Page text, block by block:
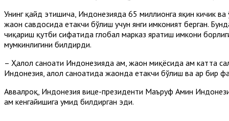
Унинг қайд этишича, Индонезияда 65 миллионга яқин кичик ва
жаҳон савдосида етакчи бўлиш учун янги имконият берган.
чиқариш қутби сифатида глобал марказ яратиш имкони
мумкинлигини билдирди.
– Ҳалол саноати Индонезияда ҳам, жаҳон миқёсида ҳам катта
Индонезия, ҳалол саноатида жаҳонда етакчи бўлиш ва ҳар бир
Aввалроқ, Индонезия вице-президенти Маъруф Aмин
ҳам кенгайишига умид билдирган эди.